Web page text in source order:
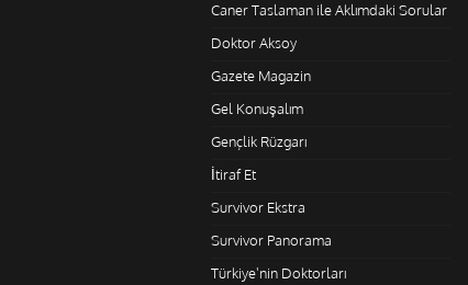
Caner Taslaman ile Aklımdaki Sorular
Doktor Aksoy
Gazete Magazin
Gel Konuşalım
Gençlik Rüzgarı
İtiraf Et
Survivor Ekstra
Survivor Panorama
Türkiye'nin Doktorları